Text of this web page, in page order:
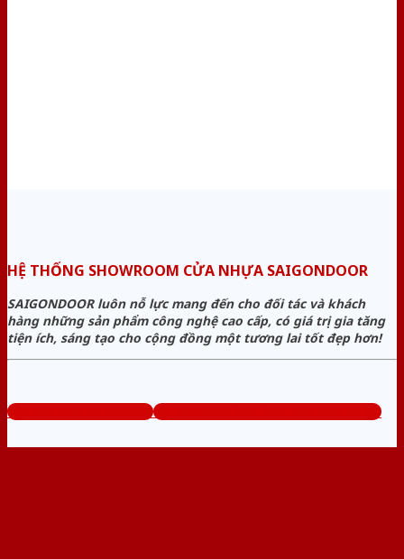
HỆ THỐNG SHOWROOM CỬA NHỰA SAIGONDOOR
SAIGONDOOR luôn nỗ lực mang đến cho đối tác và khách
hàng những sản phẩm công nghệ cao cấp, có giá trị gia tăng
tiện ích, sáng tạo cho cộng đồng một tương lai tốt đẹp hơn!
www.cuanhuagiago.com Tổng đài tư vấn miễn phí: 0824.400.400